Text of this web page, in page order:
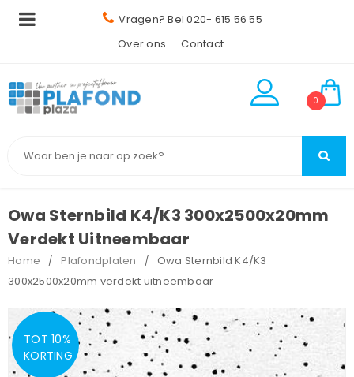
Vragen? Bel 020- 615 56 55
Over ons
Contact
0
Owa Sternbild K4/K3 300x2500x20mm
Verdekt Uitneembaar
Home / Plafondplaten /
Owa Sternbild K4/K3
300x2500x20mm verdekt uitneembaar
TOT 10%
KORTING